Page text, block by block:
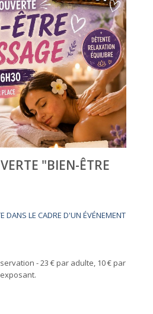
"BIEN-ÊTRE
DANS LE CADRE D'UN ÉVÉNEMENT
- 23 € par adulte, 10 € par